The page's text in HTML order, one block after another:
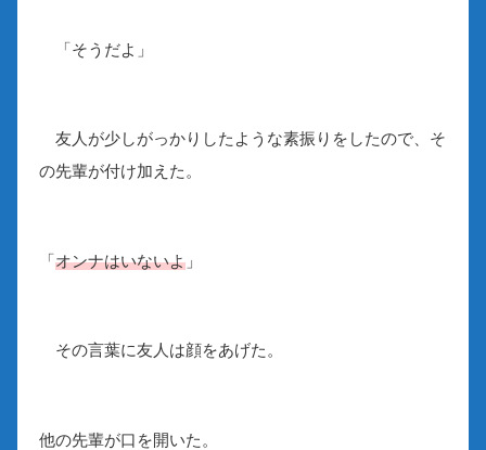
「そうだよ」
友人が少しがっかりしたような素振りをしたので、そ
の先輩が付け加えた。
「オンナはいないよ 」
その言葉に友人は顔をあげた。
他の先輩が口を開いた。